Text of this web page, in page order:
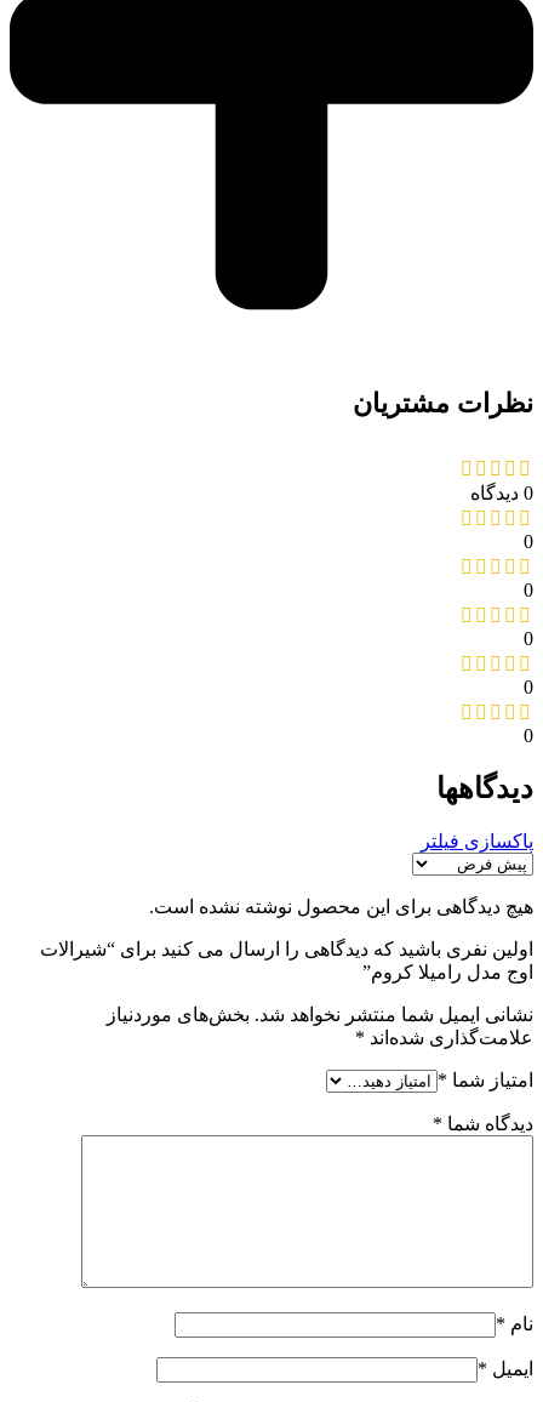
نظرات مشتریان
0 دیدگاه
0
0
0
0
0
دیدگاهها
پاکسازی فیلتر
هیچ دیدگاهی برای این محصول نوشته نشده است.
اولین نفری باشید که دیدگاهی را ارسال می کنید برای “شیرالات
اوج مدل رامیلا کروم”
نشانی ایمیل شما منتشر نخواهد شد. بخش‌های موردنیاز
علامت‌گذاری شده‌اند *
امتیاز شما *
دیدگاه شما *
نام *
ایمیل *